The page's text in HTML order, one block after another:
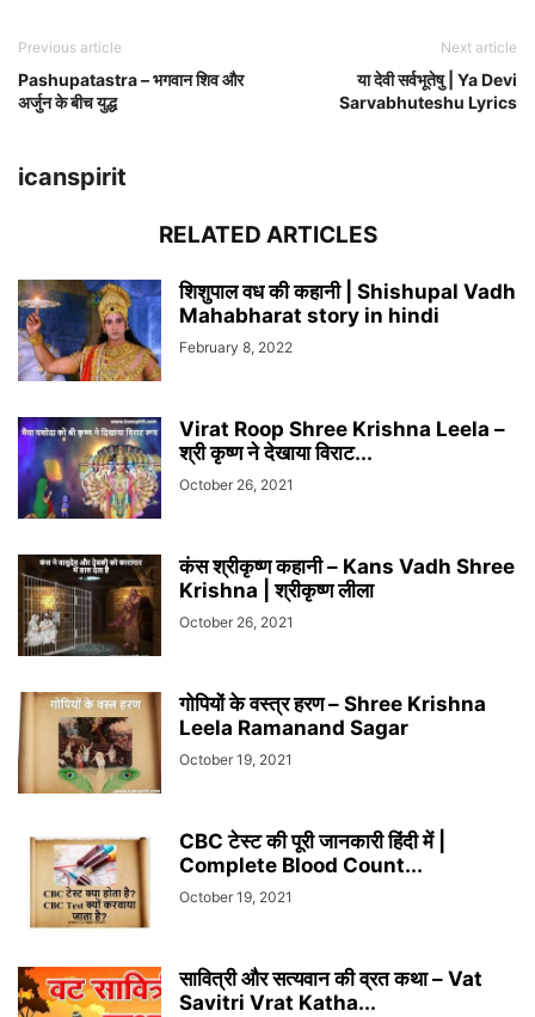
Previous article
Pashupatastra – भगवान शिव और
अर्जुन के बीच युद्ध
Next article
या देवी सर्वभूतेषु | Ya Devi
Sarvabhuteshu Lyrics
icanspirit
RELATED ARTICLES
शिशुपाल वध की कहानी | Shishupal Vadh
Mahabharat story in hindi
February 8, 2022
Virat Roop Shree Krishna Leela –
श्री कृष्ण ने देखाया विराट...
October 26, 2021
कंस श्रीकृष्ण कहानी – Kans Vadh Shree
Krishna | श्रीकृष्ण लीला
October 26, 2021
गोपियों के वस्त्र हरण – Shree Krishna
Leela Ramanand Sagar
October 19, 2021
CBC टेस्ट की पूरी जानकारी हिंदी में |
Complete Blood Count...
October 19, 2021
सावित्री और सत्यवान की व्रत कथा – Vat
Savitri Vrat Katha...